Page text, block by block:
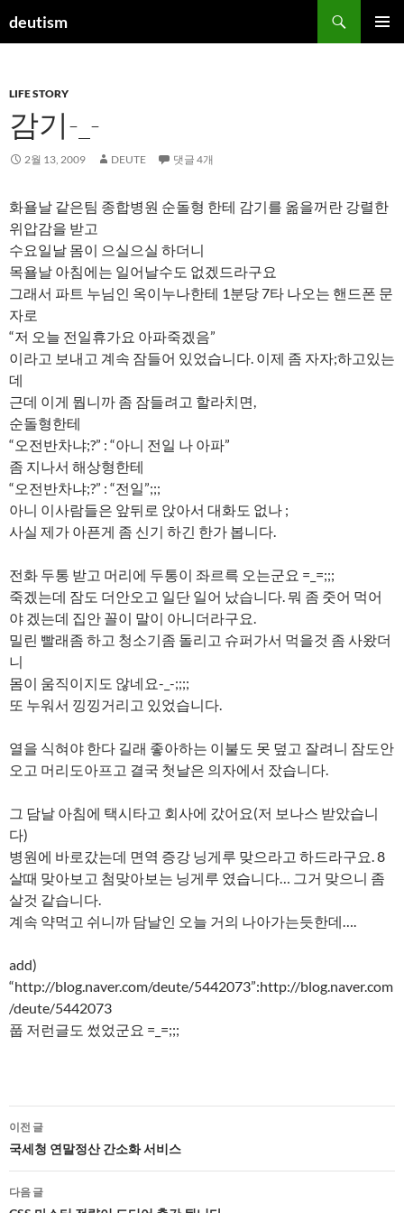
텐
건
너
기
deutism
색
LIFE STORY
감기-_-
2월 13, 2009 DEUTE 댓글 4개
화욜날 같은팀 종합병원 순돌형 한테 감기를 옮을꺼란 강렬한
위압감을 받고
수요일날 몸이 으실으실 하더니
목욜날 아침에는 일어날수도 없겠드라구요
그래서 파트 누님인 옥이누나한테 1분당 7타 나오는 핸드폰 문
자로
“저 오늘 전일휴가요 아파죽겠음”
이라고 보내고 계속 잠들어 있었습니다. 이제 좀 자자;하고있는
데
근데 이게 뭡니까 좀 잠들려고 할라치면,
순돌형한테
“오전반차냐;?” : “아니 전일 나 아파”
좀 지나서 해상형한테
“오전반차냐;?” : “전일”;;;
아니 이사람들은 앞뒤로 앉아서 대화도 없나 ;
사실 제가 아픈게 좀 신기 하긴 한가 봅니다.
전화 두통 받고 머리에 두통이 좌르륵 오는군요 =_=;;;
죽겠는데 잠도 더안오고 일단 일어 났습니다. 뭐 좀 줏어 먹어
야 겠는데 집안 꼴이 말이 아니더라구요.
밀린 빨래좀 하고 청소기좀 돌리고 슈퍼가서 먹을것 좀 사왔더
니
몸이 움직이지도 않네요-_-;;;;
또 누워서 낑낑거리고 있었습니다.
열을 식혀야 한다 길래 좋아하는 이불도 못 덮고 잘려니 잠도안
오고 머리도아프고 결국 첫날은 의자에서 잤습니다.
그 담날 아침에 택시타고 회사에 갔어요(저 보나스 받았습니
다)
병원에 바로갔는데 면역 증강 닝게루 맞으라고 하드라구요. 8
살때 맞아보고 첨맞아보는 닝게루 였습니다… 그거 맞으니 좀
살것 같습니다.
계속 약먹고 쉬니까 담날인 오늘 거의 나아가는듯한데….
add)
“http://blog.naver.com/deute/5442073”:http://blog.naver.com
/deute/5442073
풉 저런글도 썼었군요 =_=;;;
글
네
비
이전 글
국세청 연말정산 간소화 서비스
다음 글